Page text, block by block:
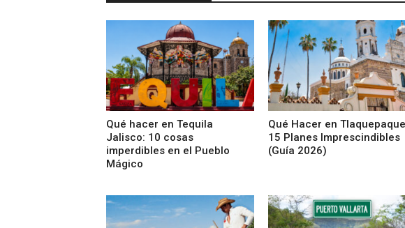
Qué hacer en Tequila
Jalisco: 10 cosas
imperdibles en el Pueblo
Mágico
Qué Hacer en
15 Planes Imprescindibles
(Guía 2026)